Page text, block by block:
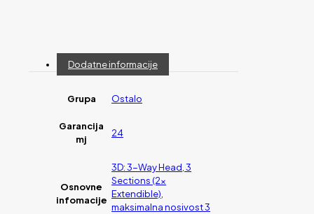
Dodatne informacije
Grupa Ostalo
Garancija
mj
24
Osnovne
infomacije
3D: 3-Way Head, 3
Sections (2x
Extendible),
maksimalna nosivost 3